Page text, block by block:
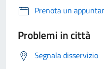
Prenota un
Problemi in città
Segnala disservizio